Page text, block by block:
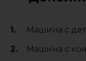
Машина с
Машина с